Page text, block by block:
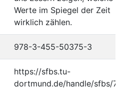
Werte im Spiegel der Zeit
wirklich zählen.
978-3-455-50375-3
https://sfbs.tu-
dortmund.de/handle/sfbs/7